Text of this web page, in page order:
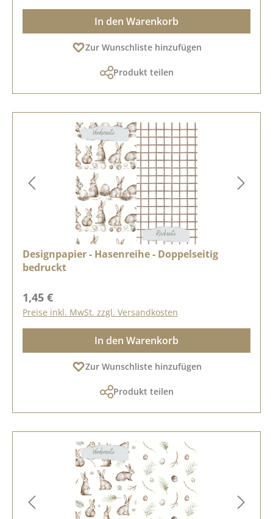
In den Warenkorb
Zur Wunschliste hinzufügen
Produkt teilen
Designpapier - Hasenreihe - Doppelseitig
bedruckt
Regulärer Preis:
1,45 €
Preise inkl. MwSt. zzgl. Versandkosten
In den Warenkorb
Zur Wunschliste hinzufügen
Produkt teilen